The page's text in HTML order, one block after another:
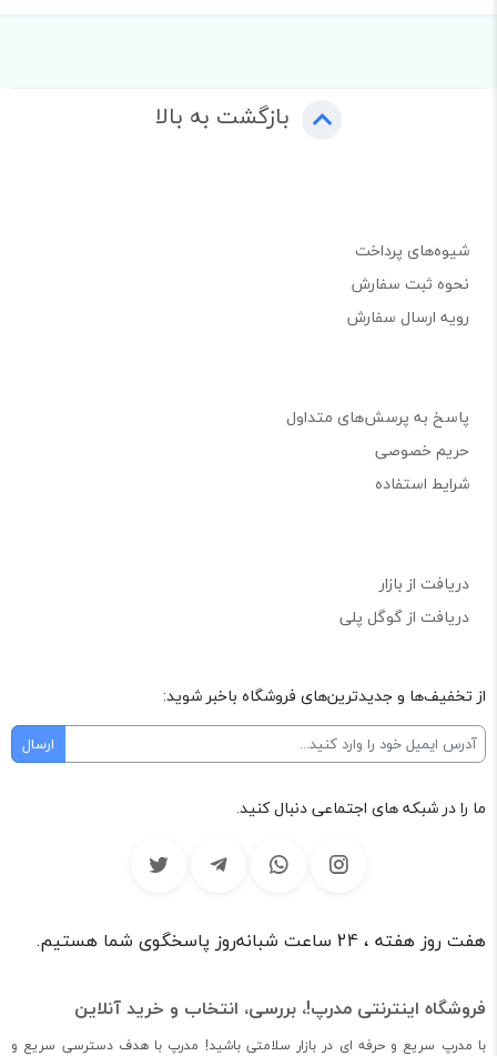
بازگشت به بالا
شیوه‌های پرداخت
نحوه ثبت سفارش
رویه ارسال سفارش
پاسخ به پرسش‌های متداول
حریم خصوصی
شرایط استفاده
دریافت از بازار
دریافت از گوگل پلی
از تخفیف‌ها و جدیدترین‌های فروشگاه باخبر شوید:
ما را در شبکه های اجتماعی دنبال کنید.
هفت روز هفته ، 24 ساعت شبانه‌روز پاسخگوی شما هستیم.
فروشگاه اینترنتی مدرپ!، بررسی، انتخاب و خرید آنلاین
با مدرپ سریع و حرفه ای در بازار سلامتی باشید! مدرپ با هدف دسترسی سریع و